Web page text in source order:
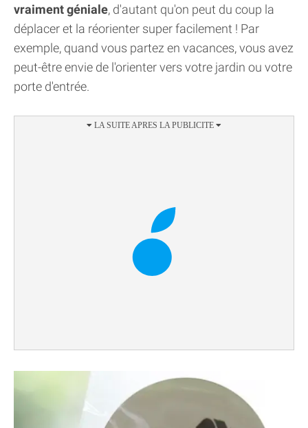
vraiment géniale, d'autant qu'on peut du coup la
déplacer et la réorienter super facilement ! Par
exemple, quand vous partez en vacances, vous avez
peut-être envie de l'orienter vers votre jardin ou votre
porte d'entrée.